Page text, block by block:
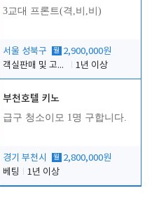
3교대 프론트(격,비,비)
서울 성북구 월 2,900,000원
객실판매 및 고객응대
1년 이상
부천호텔 키노
급구 청소이모 1명 구합니다.
경기 부천시 월 2,800,000원
베팅
1년 이상